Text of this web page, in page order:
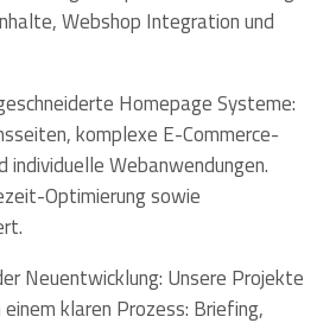
Webshop Integration und
Homepage Systeme:
komplexe E-Commerce-
individuelle Webanwendungen.
Optimierung sowie
Neuentwicklung: Unsere Projekte
klaren Prozess: Briefing,